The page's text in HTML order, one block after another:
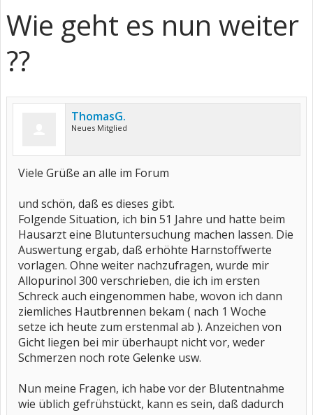
Wie geht es nun weiter
??
ThomasG.
Neues Mitglied
Viele Grüße an alle im Forum
und schön, daß es dieses gibt.
Folgende Situation, ich bin 51 Jahre und hatte beim
Hausarzt eine Blutuntersuchung machen lassen. Die
Auswertung ergab, daß erhöhte Harnstoffwerte
vorlagen. Ohne weiter nachzufragen, wurde mir
Allopurinol 300 verschrieben, die ich im ersten
Schreck auch eingenommen habe, wovon ich dann
ziemliches Hautbrennen bekam ( nach 1 Woche
setze ich heute zum erstenmal ab ). Anzeichen von
Gicht liegen bei mir überhaupt nicht vor, weder
Schmerzen noch rote Gelenke usw.
Nun meine Fragen, ich habe vor der Blutentnahme
wie üblich gefrühstückt, kann es sein, daß dadurch